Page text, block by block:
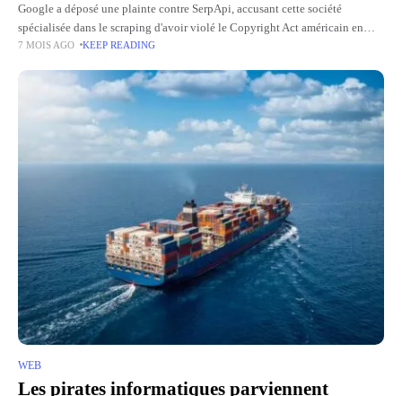
Google a déposé une plainte contre SerpApi, accusant cette société
spécialisée dans le scraping d'avoir violé le Copyright Act américain en
contournant de manière trompeuse ses technologies de protection pour
7 MOIS AGO KEEP READING
WEB
Les pirates informatiques parviennent